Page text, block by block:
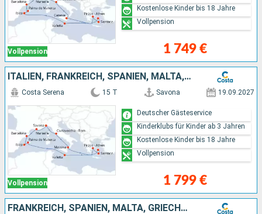
Vollpension 1 749 €
Kostenlose Kinder bis 18 Jahre
Vollpension
ITALIEN, FRANKREICH, SPANIEN, MALTA, GRIECHENLAND
Vollpension
Costa Serena 15 T Savona 19.09.2027
1 799 €
Deutscher Gästeservice
Kinderklubs für Kinder ab 3 Jahren
Kostenlose Kinder bis 18 Jahre
Vollpension
FRANKREICH, SPANIEN, MALTA, GRIECHENLAND, ITALIEN